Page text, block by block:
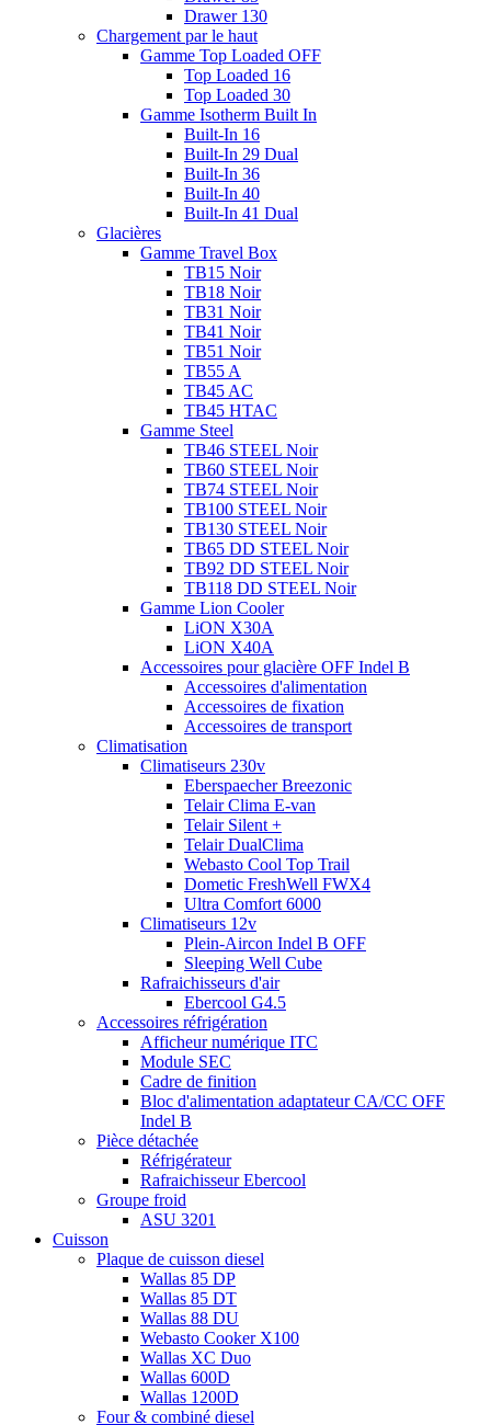
Drawer 130
Chargement par le haut
Gamme Top Loaded OFF
Top Loaded 16
Top Loaded 30
Gamme Isotherm Built In
Built-In 16
Built-In 29 Dual
Built-In 36
Built-In 40
Built-In 41 Dual
Glacières
Gamme Travel Box
TB15 Noir
TB18 Noir
TB31 Noir
TB41 Noir
TB51 Noir
TB55 A
TB45 AC
TB45 HTAC
Gamme Steel
TB46 STEEL Noir
TB60 STEEL Noir
TB74 STEEL Noir
TB100 STEEL Noir
TB130 STEEL Noir
TB65 DD STEEL Noir
TB92 DD STEEL Noir
TB118 DD STEEL Noir
Gamme Lion Cooler
LiON X30A
LiON X40A
Accessoires pour glacière OFF Indel B
Accessoires d'alimentation
Accessoires de fixation
Accessoires de transport
Climatisation
Climatiseurs 230v
Eberspaecher Breezonic
Telair Clima E-van
Telair Silent +
Telair DualClima
Webasto Cool Top Trail
Dometic FreshWell FWX4
Ultra Comfort 6000
Climatiseurs 12v
Plein-Aircon Indel B OFF
Sleeping Well Cube
Rafraichisseurs d'air
Ebercool G4.5
Accessoires réfrigération
Afficheur numérique ITC
Module SEC
Cadre de finition
Bloc d'alimentation adaptateur CA/CC OFF
Indel B
Pièce détachée
Réfrigérateur
Rafraichisseur Ebercool
Groupe froid
ASU 3201
Cuisson
Plaque de cuisson diesel
Wallas 85 DP
Wallas 85 DT
Wallas 88 DU
Webasto Cooker X100
Wallas XC Duo
Wallas 600D
Wallas 1200D
Four & combiné diesel